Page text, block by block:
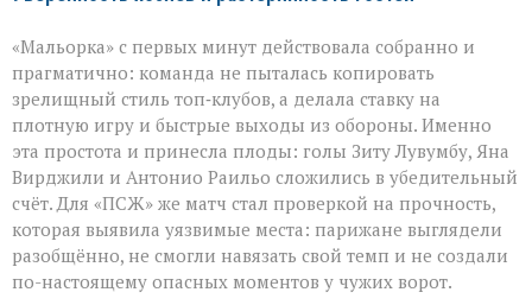
«Мальорка» с первых минут действовала собранно и
прагматично: команда не пыталась копировать
зрелищный стиль топ‑клубов, а делала ставку на
плотную игру и быстрые выходы из обороны. Именно
эта простота и принесла плоды: голы Зиту Лувумбу, Яна
Вирджили и Антонио Раильо сложились в убедительный
счёт. Для «ПСЖ» же матч стал проверкой на прочность,
которая выявила уязвимые места: парижане выглядели
разобщённо, не смогли навязать свой темп и не создали
по-настоящему опасных моментов у чужих ворот.